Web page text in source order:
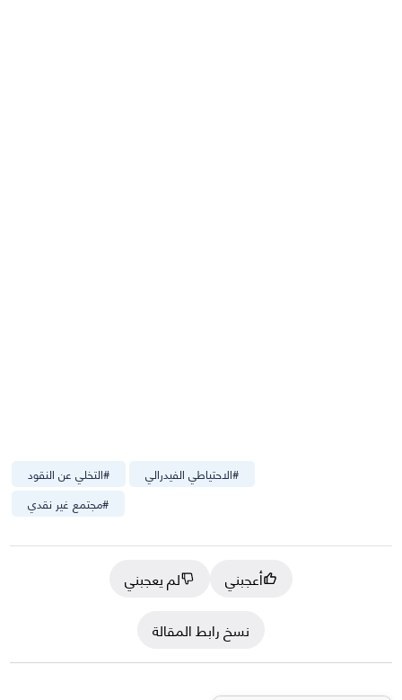
#التخلي عن النقود #الاحتياطي الفيدرالي
#مجتمع غير نقدي
أعجبني
لم يعجبني
نسخ رابط المقالة